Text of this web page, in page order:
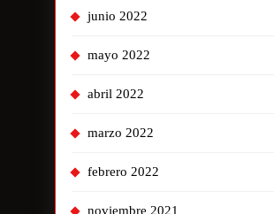
junio 2022
mayo 2022
abril 2022
marzo 2022
febrero 2022
noviembre 2021